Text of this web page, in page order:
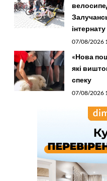
інтернату
07/08/2026
«Нова
які
спеку
07/08/2026